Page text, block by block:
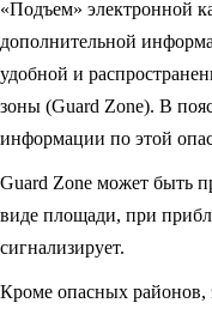
«Подъем» электронной
дополнительной
удобной и
зоны (Guard Zone). В
информации по этой
Guard Zone может быть
виде площади, при
сигнализирует.
Кроме опасных районов,